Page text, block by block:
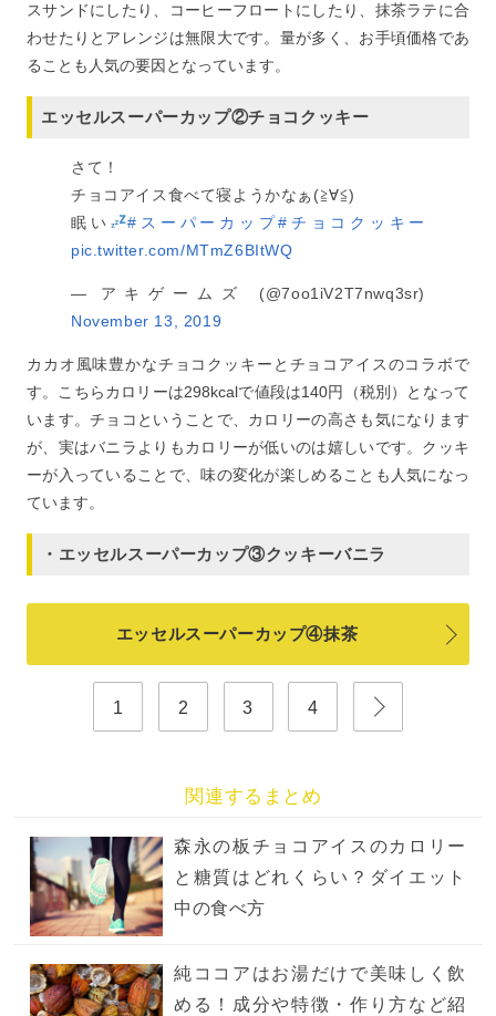
スサンドにしたり、コーヒーフロートにしたり、抹茶ラテに合
わせたりとアレンジは無限大です。量が多く、お手頃価格であ
ることも人気の要因となっています。
エッセルスーパーカップ②チョコクッキー
さて！
チョコアイス食べて寝ようかなぁ(≧∀≦)
眠い
#スーパーカップ#チョコクッキー
pic.twitter.com/MTmZ6BItWQ
— アキゲームズ (@7oo1iV2T7nwq3sr)
November 13, 2019
カカオ風味豊かなチョコクッキーとチョコアイスのコラボで
す。こちらカロリーは298kcalで値段は140円（税別）となって
います。チョコということで、カロリーの高さも気になります
が、実はバニラよりもカロリーが低いのは嬉しいです。クッキ
ーが入っていることで、味の変化が楽しめることも人気になっ
ています。
・エッセルスーパーカップ③クッキーバニラ
エッセルスーパーカップ④抹茶
1 2 3 4
関連するまとめ
森永の板チョコアイスのカロリー
と糖質はどれくらい？ダイエット
中の食べ方
純ココアはお湯だけで美味しく飲
める！成分や特徴・作り方など紹